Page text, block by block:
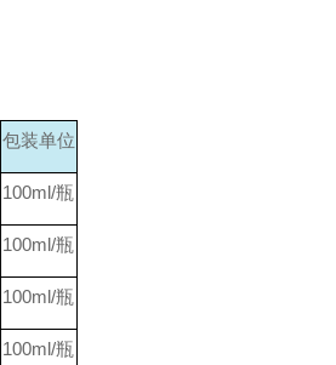
包装单位
100ml/瓶
100ml/瓶
100ml/瓶
100ml/瓶